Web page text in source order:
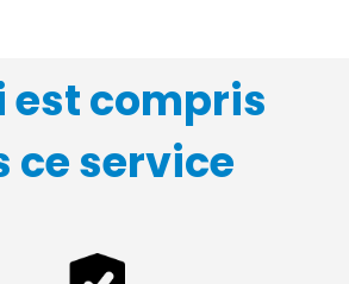
est compris
ce service